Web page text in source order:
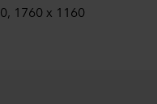
1760 x 1160